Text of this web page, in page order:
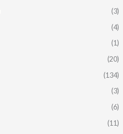
(3)
(4)
(1)
(20)
(134)
(3)
(6)
(11)